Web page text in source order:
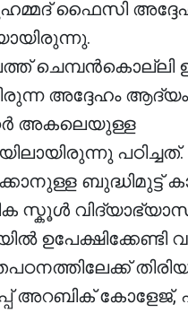
ഫൈസി
ചെമ്പൻകൊല്ലി
അദ്ദേഹം ആദ്യം
അകലെയുള്ള
ബുദ്ധിമുട്ട്
സ്കൂൾ
ഉപേക്ഷിക്കേണ്ടി
അറബിക് കോളേജ്,